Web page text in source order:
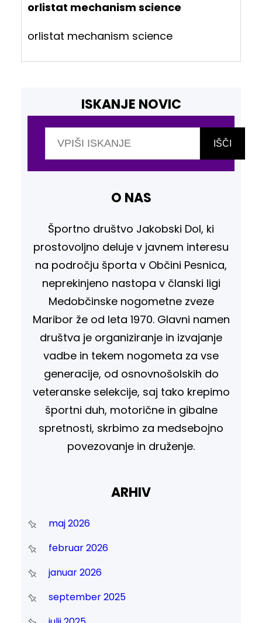
orlistat mechanism science
orlistat mechanism science
ISKANJE NOVIC
IŠČI
O NAS
Športno društvo Jakobski Dol, ki
prostovoljno deluje v javnem interesu
na področju športa v Občini Pesnica,
neprekinjeno nastopa v članski ligi
Medobčinske nogometne zveze
Maribor že od leta 1970. Glavni namen
društva je organiziranje in izvajanje
vadbe in tekem nogometa za vse
generacije, od osnovnošolskih do
veteranske selekcije, saj tako krepimo
športni duh, motorične in gibalne
spretnosti, skrbimo za medsebojno
povezovanje in druženje.
ARHIV
maj 2026
februar 2026
januar 2026
september 2025